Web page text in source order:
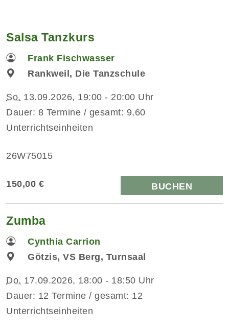
Salsa Tanzkurs
Frank Fischwasser
Rankweil, Die Tanzschule
So. 13.09.2026, 19:00 - 20:00 Uhr
Dauer: 8 Termine / gesamt: 9,60
Unterrichtseinheiten
26W75015
150,00 € BUCHEN
Zumba
Cynthia Carrion
Götzis, VS Berg, Turnsaal
Do. 17.09.2026, 18:00 - 18:50 Uhr
Dauer: 12 Termine / gesamt: 12
Unterrichtseinheiten